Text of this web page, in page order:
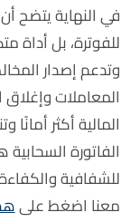
في النهاية يتضح
للفوترة، بل أداة
وتدعم إصدار
المعاملات وإغلاق
المالية أكثر
الفاتورة
للشفافية والكفاءة
معنا اضغط على